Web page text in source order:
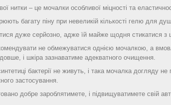
нитки – це мочалки особливої ​​міцності та
багату піну при невеликій кількості гелю для
дуже серйозно, адже їй майже щодня стикатися з
не обмежуватися однією мочалкою, а
і шкіра зазнаватиме адекватного очищення.
бактерії не живуть, і така мочалка догляду
застосування.
добре зароблятимете, і підвищуватимете свій